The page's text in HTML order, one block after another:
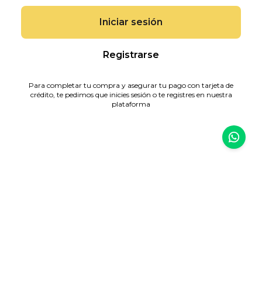
Iniciar sesión
Registrarse
Para completar tu compra y asegurar tu pago con tarjeta de
crédito, te pedimos que inicies sesión o te registres en nuestra
plataforma